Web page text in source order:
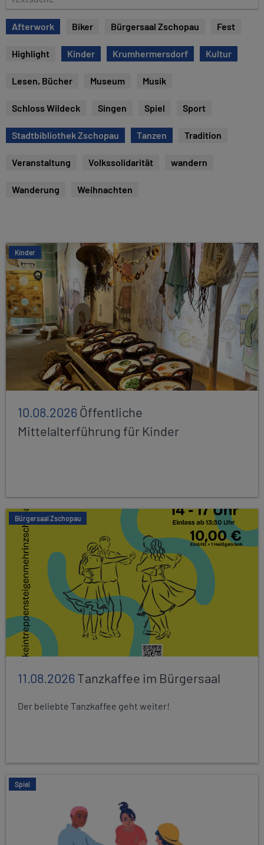
e
x
t
Afterwork Biker Bürgersaal Zschopau Fest
Highlight Kinder Krumhermersdorf Kultur
Lesen, Bücher Museum Musik
Schloss Wildeck Singen Spiel Sport
Stadtbibliothek Zschopau Tanzen Tradition
Veranstaltung Volkssolidarität wandern
Wanderung Weihnachten
Kinder
10.08.2026Öffentliche
Mittelalterführung für Kinder
Bürgersaal Zschopau
11.08.2026Tanzkaffee im Bürgersaal
Der beliebte Tanzkaffee geht weiter!
Spiel